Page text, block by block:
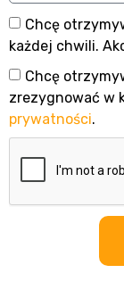
Chcę
każdej chwili.
Chcę
zrezygnować w
prywatności.